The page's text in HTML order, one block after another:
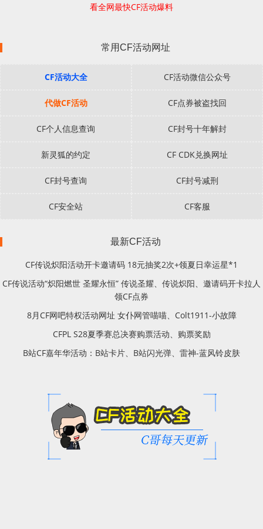
看全网最快CF活动爆料
常用CF活动网址
CF活动大全 CF活动微信公众号
代做CF活动 CF点券被盗找回
CF个人信息查询 CF封号十年解封
新灵狐的约定 CF CDK兑换网址
CF封号查询 CF封号减刑
CF安全站 CF客服
最新CF活动
CF传说炽阳活动开卡邀请码 18元抽奖2次+领夏日幸运星*1
CF传说活动“炽阳燃世 圣耀永恒” 传说圣耀、传说炽阳、邀请码开卡拉人
领CF点券
8月CF网吧特权活动网址 女仆网管喵喵、Colt1911-小故障
CFPL S28夏季赛总决赛购票活动、购票奖励
B站CF嘉年华活动：B站卡片、B站闪光弹、雷神-蓝风铃皮肤